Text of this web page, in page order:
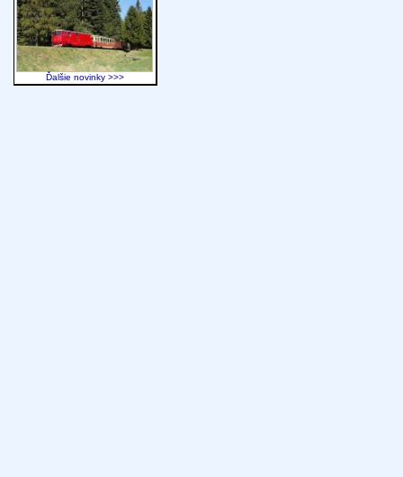
Ďalšie novinky >>>